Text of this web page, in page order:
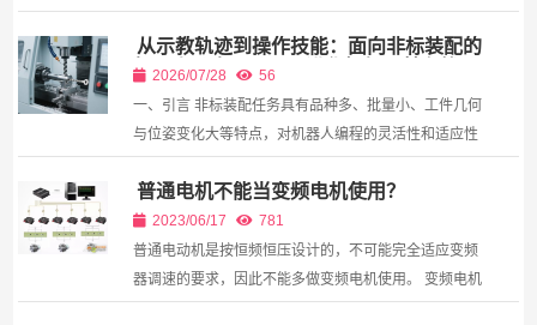
芳(暂定这个名字吧)就读的学校去找她，那么你的做...
从示教轨迹到操作技能：面向非标装配的
机器人动态运动原语进化框架及其在扰动
2026/07/28
56
一、引言 非标装配任务具有品种多、批量小、工件几何
与位姿变化大等特点，对机器人编程的灵活性和适应性
机器人走一遍轨迹，机器人逐点复现——在面对工件位
置偏...
普通电机不能当变频电机使用？
2023/06/17
781
普通电动机是按恒频恒压设计的，不可能完全适应变频
器调速的要求，因此不能多做变频电机使用。 变频电机